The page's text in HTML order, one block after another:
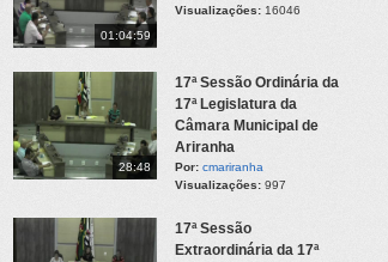
01:04:59
Visualizações: 16046
28:48
17ª Sessão Ordinária da
17ª Legislatura da
Câmara Municipal de
Ariranha
Por: cmariranha
Visualizações: 997
17ª Sessão
Extraordinária da 17ª